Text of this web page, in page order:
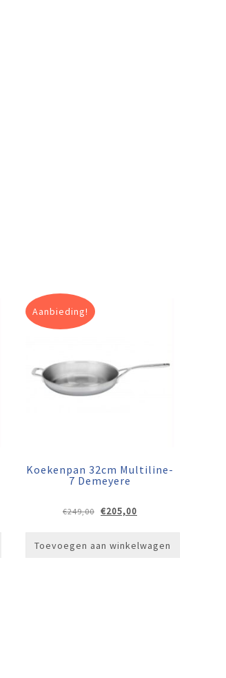
Aanbieding!
Koekenpan 32cm Multiline-
7 Demeyere
€249,00 Oorspronkelijke
€249,00.
€205,00
€205,00.
Toevoegen aan winkelwagen